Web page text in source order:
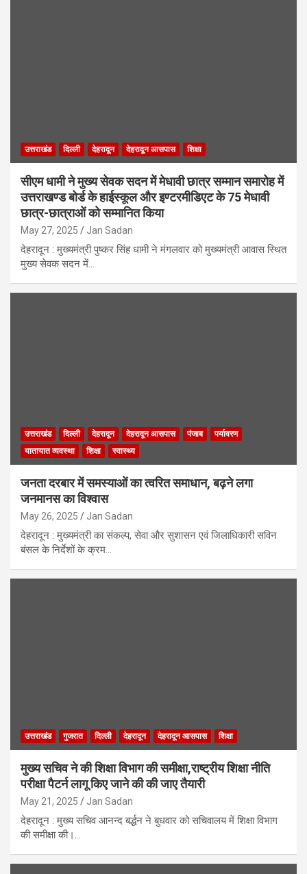
उत्तराखंड दिल्ली देहरादून देहरादून आसपास शिक्षा
सीएम धामी ने मुख्य सेवक सदन में मेधावी छात्र सम्मान समारोह में
उत्तराखण्ड बोर्ड के हाईस्कूल और इण्टरमीडिएट के 75 मेधावी
छात्र-छात्राओं को सम्मानित किया
May 27, 2025 Jan Sadan
देहरादून : मुख्यमंत्री पुष्कर सिंह धामी ने मंगलवार को मुख्यमंत्री आवास स्थित
मुख्य सेवक सदन में…
उत्तराखंड दिल्ली देहरादून देहरादून आसपास पंजाब
पर्यावरण
यातायात व्यवस्था
शिक्षा स्वास्थ्य
जनता दरबार में समस्याओं का त्वरित समाधान, बढ़ने लगा
जनमानस का विश्वास
May 26, 2025 Jan Sadan
देहरादून : मुख्यमंत्री का संकल्प, सेवा और सुशासन एवं जिलाधिकारी सविन
बंसल के निर्देशों के क्रम…
उत्तराखंड गुजरात दिल्ली देहरादून देहरादून आसपास शिक्षा
मुख्य सचिव ने की शिक्षा विभाग की समीक्षा,राष्ट्रीय शिक्षा नीति
परीक्षा पैटर्न लागू किए जाने की की जाए तैयारी
May 21, 2025 Jan Sadan
देहरादून : मुख्य सचिव आनन्द बर्द्धन ने बुधवार को सचिवालय में शिक्षा विभाग
की समीक्षा की।…